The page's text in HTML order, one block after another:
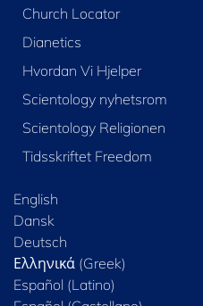
Church Locator
Dianetics
Hvordan Vi Hjelper
Scientology nyhetsrom
Scientology Religionen
Tidsskriftet Freedom
English
Dansk
Deutsch
Ελληνικά (Greek)
Español (Latino)